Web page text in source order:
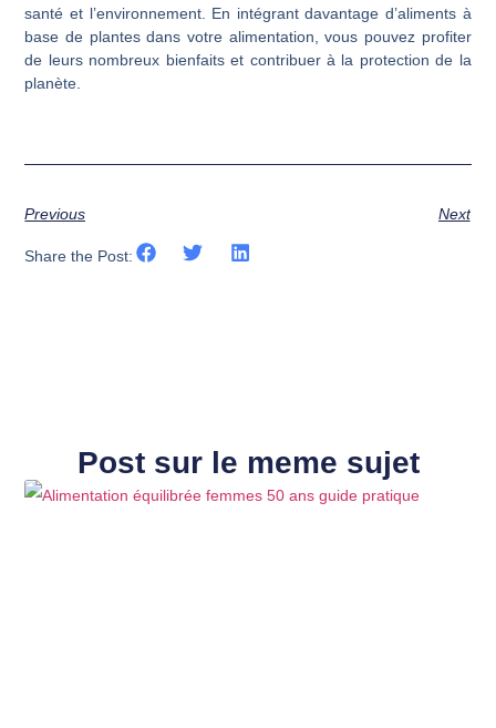
santé et l’environnement. En intégrant davantage d’aliments à
base de plantes dans votre alimentation, vous pouvez profiter
de leurs nombreux bienfaits et contribuer à la protection de la
planète.
Previous Next
Share the Post:
Post sur le meme sujet